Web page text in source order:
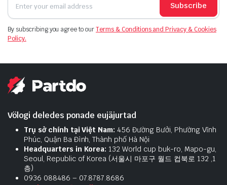
Subscribe
By subscribing you agree to ourTerms & Conditions and Privacy & Cookies
Policy.
Völogi deledes ponade eujäjurtad
Trụ sở chính tại Việt Nam: 456 Đường Bưởi, Phường Vĩnh
Phúc, Quận Ba Đình, Thành phố Hà Nội
Headquarters in Korea: 132 World cup buk-ro, Mapo-gu,
Seoul, Republic of Korea (서울시 마포구 월드 컵북로 132 ,1
층)
0936 088486 – 07.8787.8686